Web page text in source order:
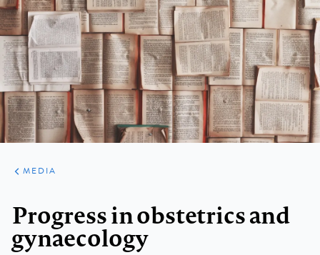
ARTIKELEN
VARIA
MEDIA
Progress in obstetrics and
gynaecology